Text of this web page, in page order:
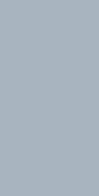
der Silbernen
und Mainz